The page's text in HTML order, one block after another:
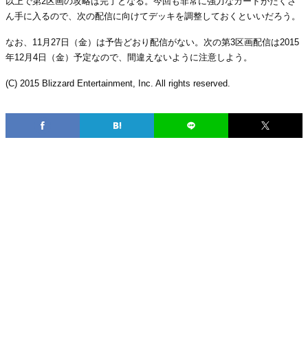
ん手に入るので、次の配信に向けてデッキを調整しておくといいだろう。
なお、11月27日（金）は予告どおり配信がない。次の第3区画配信は2015
年12月4日（金）予定なので、間違えないように注意しよう。
(C) 2015 Blizzard Entertainment, Inc. All rights reserved.